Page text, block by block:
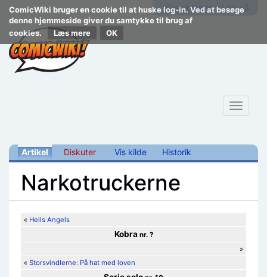
ComicWiki bruger en cookie til at huske log-in. Ved at besøge
denne hjemmeside giver du samtykke til brug af
cookies.
Læs mere
Opret konto Log på
Toggle
Artikel Diskuter Vis kilde Historik
Narkotruckerne
« Hells Angels
Kobra nr. ?
»
« Storsvindlerne: På hat med loven